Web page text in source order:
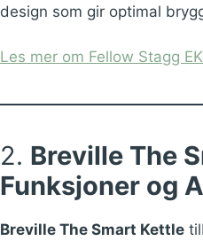
design som gir optimal
Les mer om Fellow Stagg
2. Breville The
Funksjoner og
Breville The Smart Kettle